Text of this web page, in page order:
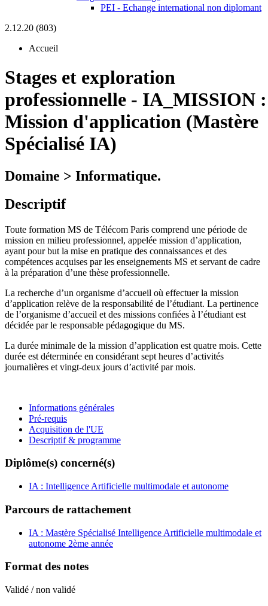
PEI - Echange international non diplomant
2.12.20 (803)
Accueil
Stages et exploration
professionnelle - IA_MISSION :
Mission d'application (Mastère
Spécialisé IA)
Domaine > Informatique.
Descriptif
Toute formation MS de Télécom Paris comprend une période de
mission en milieu professionnel, appelée mission d’application,
ayant pour but la mise en pratique des connaissances et des
compétences acquises par les enseignements MS et servant de cadre
à la préparation d’une thèse professionnelle.
La recherche d’un organisme d’accueil où effectuer la mission
d’application relève de la responsabilité de l’étudiant. La pertinence
de l’organisme d’accueil et des missions confiées à l’étudiant est
décidée par le responsable pédagogique du MS.
La durée minimale de la mission d’application est quatre mois. Cette
durée est déterminée en considérant sept heures d’activités
journalières et vingt-deux jours d’activité par mois.
Informations générales
Pré-requis
Acquisition de l'UE
Descriptif & programme
Diplôme(s) concerné(s)
IA : Intelligence Artificielle multimodale et autonome
Parcours de rattachement
IA : Mastère Spécialisé Intelligence Artificielle multimodale et
autonome 2ème année
Format des notes
Validé / non validé